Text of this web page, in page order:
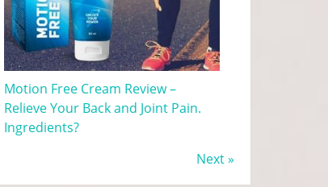
Motion Free Cream Review –
Relieve Your Back and Joint Pain.
Ingredients?
Next »